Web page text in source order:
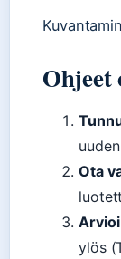
Ohjeet
Ota
ylös